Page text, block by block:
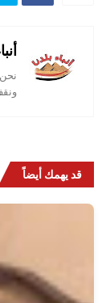
قد يهمك أيضاً